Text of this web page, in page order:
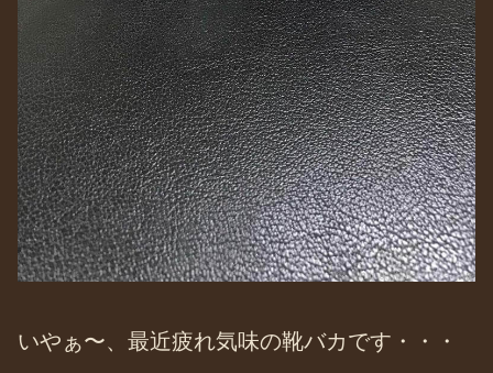
いやぁ〜、最近疲れ気味の靴バカです・・・